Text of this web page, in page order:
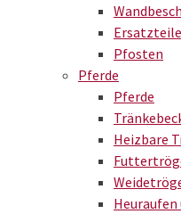
Pfosten
Pferde
Pferde
Heizbare